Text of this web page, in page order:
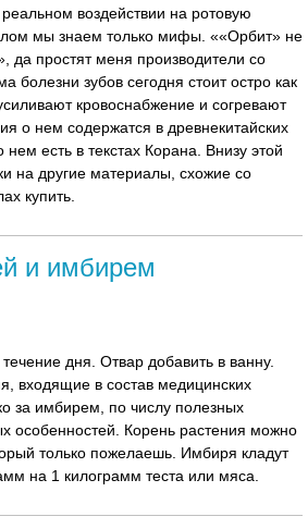
воздействии на ротовую
мы знаем только мифы. ««Орбит» не
да простят меня производители со
болезни зубов сегодня стоит остро как
кровоснабжение и согревают
о нем содержатся в древнекитайских
есть в текстах Корана. Внизу этой
на другие материалы, схожие со
купить.
и имбирем
дня. Отвар добавить в ванну.
входящие в состав медицинских
за имбирем, по числу полезных
особенностей. Корень растения можно
только пожелаешь. Имбиря кладут
на 1 килограмм теста или мяса.